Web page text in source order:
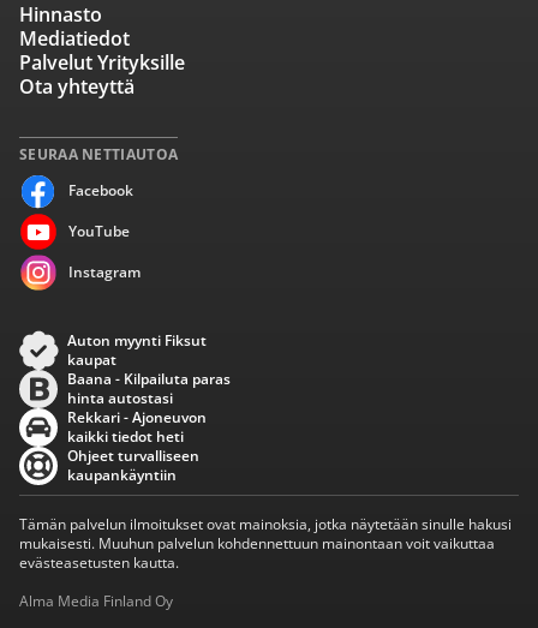
SEURAA NETTIAUTOA
Facebook
YouTube
Instagram
Hinnasto
Mediatiedot
Palvelut Yrityksille
Ota yhteyttä
Auton myynti Fiksut
kaupat
Baana - Kilpailuta paras
hinta autostasi
Rekkari - Ajoneuvon
kaikki tiedot heti
Ohjeet turvalliseen
kaupankäyntiin
Tämän palvelun ilmoitukset ovat mainoksia, jotka näytetään sinulle hakusi
mukaisesti. Muuhun palvelun kohdennettuun mainontaan voit vaikuttaa
evästeasetusten kautta.
Alma Media Finland Oy